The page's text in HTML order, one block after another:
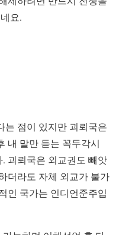
요.
는 점이 있지만 괴뢰국은
내 말만 듣는 꼭두각시
괴뢰국은 외교권도 빼앗
더라도 자체 외교가 불가
인 국가는 인디언준주입